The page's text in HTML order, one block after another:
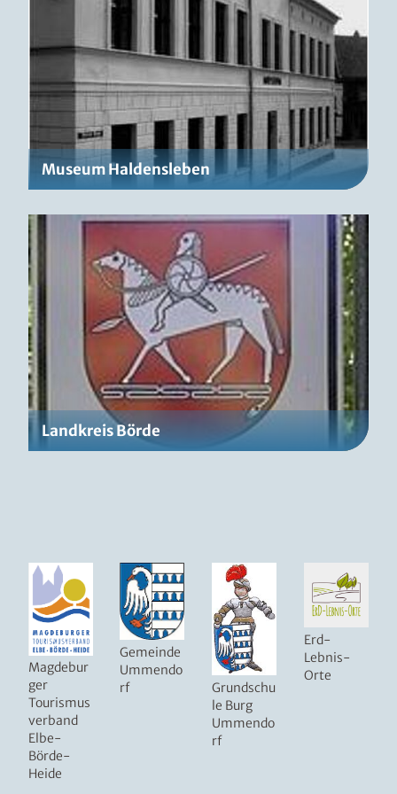
Museum Haldensleben
Landkreis Börde
Magdebur
ger
Tourismus
verband
Elbe-
Börde-
Heide
Gemeinde
Ummendo
rf
Grundschu
le Burg
Ummendo
rf
Erd-
Lebnis-
Orte